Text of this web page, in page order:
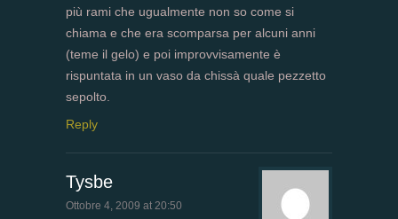
più rami che ugualmente non so come si
chiama e che era scomparsa per alcuni anni
(teme il gelo) e poi improvvisamente è
rispuntata in un vaso da chissà quale pezzetto
sepolto.
Reply
Tysbe
Ottobre 4, 2009 at 20:50